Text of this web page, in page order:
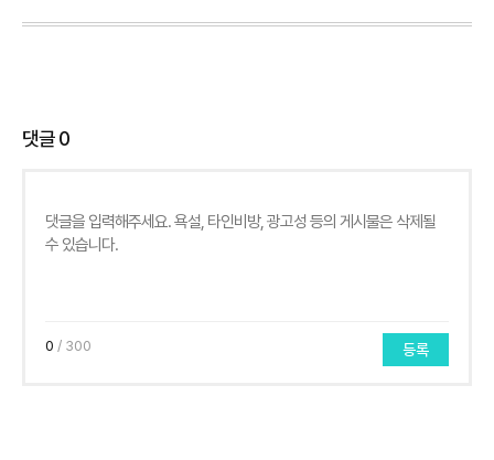
댓글0
0 / 300 등록